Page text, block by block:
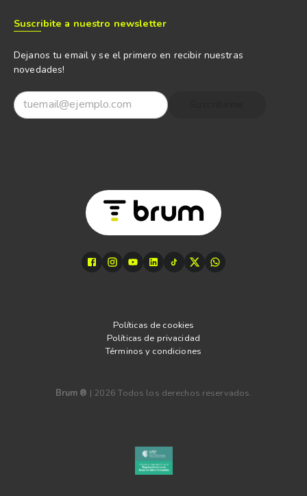
Suscribite a nuestro newsletter
Dejanos tu email y se el primero en recibir nuestras
novedades!
Políticas de cookies
Políticas de privacidad
Términos y condiciones
Brum ® | 2026 Todos los derechos reservados.